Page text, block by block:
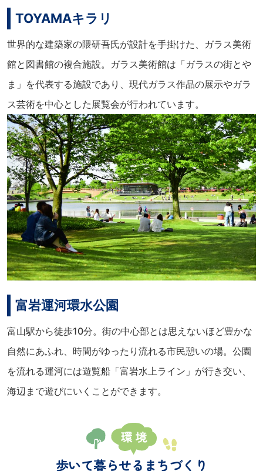
TOYAMAキラリ
世界的な建築家の隈研吾氏が設計を手掛けた、ガラス美術
館と図書館の複合施設。ガラス美術館は「ガラスの街とや
ま」を代表する施設であり、現代ガラス作品の展示やガラ
ス芸術を中心とした展覧会が行われています。
富岩運河環水公園
富山駅から徒歩10分。街の中心部とは思えないほど豊かな
自然にあふれ、時間がゆったり流れる市民憩いの場。公園
を流れる運河には遊覧船「富岩水上ライン」が行き交い、
海辺まで遊びにいくことができます。
歩いて暮らせるまちづくり